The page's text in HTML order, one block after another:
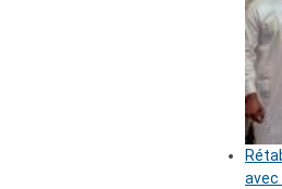
avec